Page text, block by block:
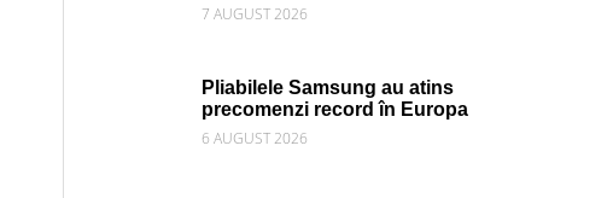
7 AUGUST 2026
Pliabilele Samsung au atins
precomenzi record în Europa
6 AUGUST 2026